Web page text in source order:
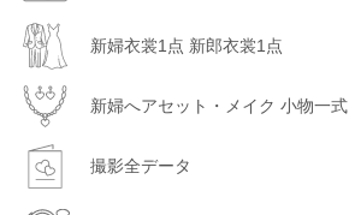
新婦衣裳1点 新郎衣裳1点
新婦へアセット・メイク 小物一式
撮影全データ